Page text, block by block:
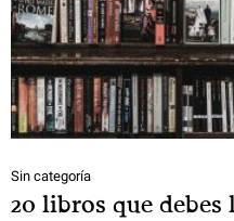
Sin categoría
20 libros que